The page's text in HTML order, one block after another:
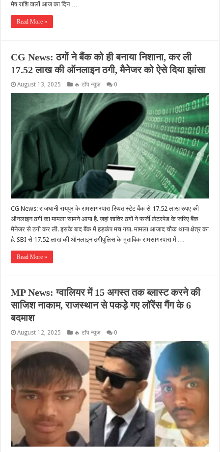
मेष राशि वालों आज का दिन …
Read More »
CG News: ठगों ने बैंक को ही बनाया निशाना, कर ली
17.52 लाख की ऑनलाइन ठगी, मैनेजर को ऐसे दिया झांसा
August 13, 2025 🔥 टॉप न्यूज़ 0
CG News: राजधानी रायपुर के रामसागरपारा स्थित स्टेट बैंक से 17.52 लाख रुपए की
ऑनलाइन ठगी का मामला सामने आया है. जहां शातिर ठगों ने फर्जी लेटरपेड के जरिए बैंक
मैनेजर से ठगी कर ली. इसके बाद बैंक में हड़कंप मच गया. मामला आजाद चौक थाना क्षेत्र का
है. SBI से 17.52 लाख की ऑनलाइन ठगीपुलिस के मुताबिक रामसागरपारा में …
Read More »
MP News: ग्वालियर में 15 अगस्त तक ब्लास्ट करने की
साजिश नाकाम, राजस्थान से पकड़े गए लॉरेंस गैंग के 6
बदमाश
August 12, 2025 🔥 टॉप न्यूज़ 0